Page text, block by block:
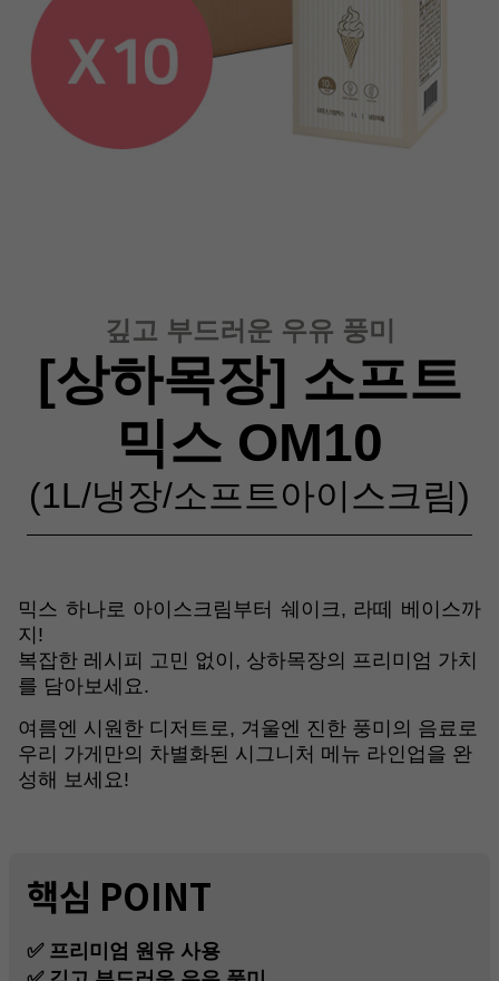
깊고 부드러운 우유 풍미
[상하목장] 소프트
믹스 OM10
(1L/냉장/소프트아이스크림)
믹스 하나로 아이스크림부터 쉐이크, 라떼 베이스까
지!
복잡한 레시피 고민 없이, 상하목장의 프리미엄 가치
를 담아보세요.
여름엔 시원한 디저트로, 겨울엔 진한 풍미의 음료로
우리 가게만의 차별화된 시그니처 메뉴 라인업을 완
성해 보세요!
핵심 POINT
✅ 프리미엄 원유 사용